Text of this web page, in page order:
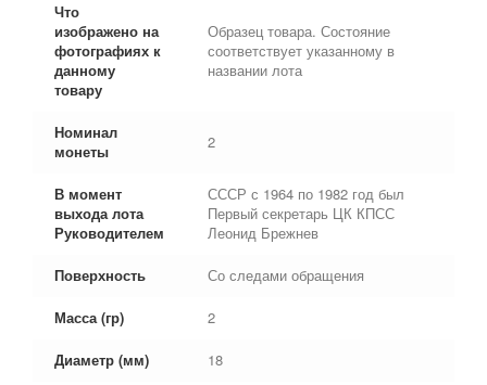
Что
изображено на
фотографиях к
данному
товару
Образец товара. Состояние
соответствует указанному в
названии лота
Номинал
монеты
2
В момент
выхода лота
Руководителем
СССР с 1964 по 1982 год был
Первый секретарь ЦК КПСС
Леонид Брежнев
Поверхность Со следами обращения
Масса (гр) 2
Диаметр (мм) 18